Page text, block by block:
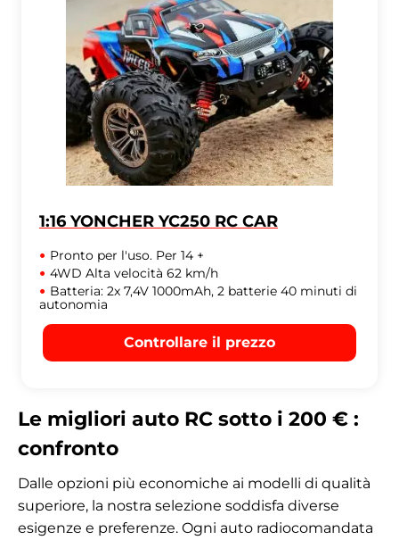
1:16 YONCHER YC250 RC CAR
Pronto per l'uso. Per 14 +
4WD Alta velocità 62 km/h
Batteria: 2x 7,4V 1000mAh, 2 batterie 40 minuti di
autonomia
Controllare il prezzo
Le migliori auto RC sotto i 200 € :
confronto
Dalle opzioni più economiche ai modelli di qualità
superiore, la nostra selezione soddisfa diverse
esigenze e preferenze. Ogni auto radiocomandata